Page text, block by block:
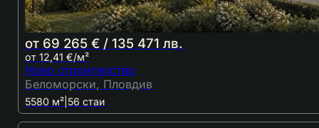
от 69 265 € / 135 471 лв.
от 12,41 €/м²
Ново строителство
Беломорски, Пловдив
5580 м²| 56 стаи